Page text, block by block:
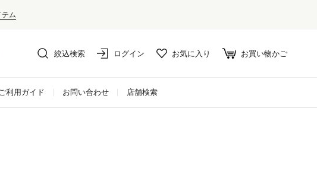
ム
絞込検索 ログイン お気に入り お買い物かご
利用ガイド お問い合わせ 店舗検索